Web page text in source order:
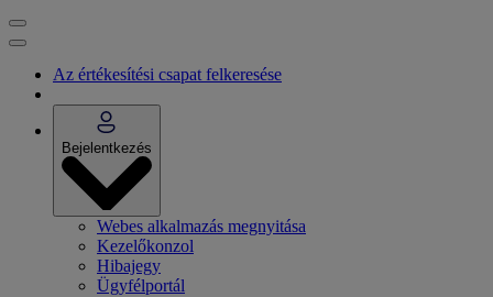
Az értékesítési csapat felkeresése
Bejelentkezés
Webes alkalmazás megnyitása
Kezelőkonzol
Hibajegy
Ügyfélportál